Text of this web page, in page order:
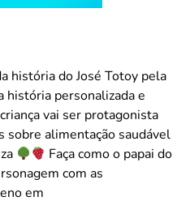
história do José Totoy pela
história personalizada e
vai ser protagonista
sobre alimentação saudável
Faça como o papai do
com as
em